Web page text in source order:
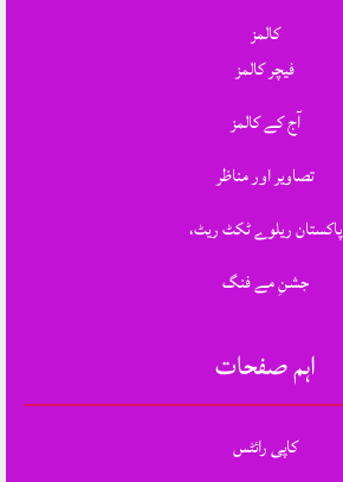
کالمز
فیچر کالمز
آج کے کالمز
تصاویر اور مناظر
پاکستان ریلوے ٹکٹ ریٹ،
جشنِ مے فنگ
اہم صفحات
کاپی رائٹس